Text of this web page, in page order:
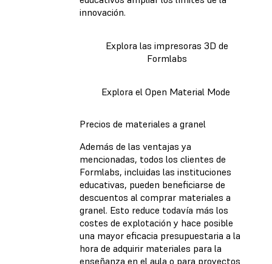
innovación.
Explora las impresoras 3D de
Formlabs
Explora el Open Material Mode
Precios de materiales a granel
Además de las ventajas ya
mencionadas, todos los clientes de
Formlabs, incluidas las instituciones
educativas, pueden beneficiarse de
descuentos al comprar materiales a
granel. Esto reduce todavía más los
costes de explotación y hace posible
una mayor eficacia presupuestaria a la
hora de adquirir materiales para la
enseñanza en el aula o para proyectos